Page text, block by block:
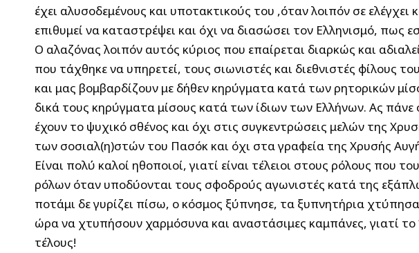
έχει αλυσοδεμένους και υποτακτικούς του ,όταν λοιπόν σε ελέγχει
επιθυμεί να καταστρέψει και όχι να διασώσει τον Ελληνισμό,
Ο αλαζόνας λοιπόν αυτός κύριος που επαίρεται διαρκώς και
που τάχθηκε να υπηρετεί, τους σιωνιστές και διεθνιστές φίλους
και μας βομβαρδίζουν με δήθεν κηρύγματα κατά των ρητορικών
δικά τους κηρύγματα μίσους κατά των ίδιων των Ελλήνων. Ας
έχουν το ψυχικό σθένος και όχι στις συγκεντρώσεις μελών της
των σοσιαλ(η)στών του Πασόκ και όχι στα γραφεία της Χρυσής
Είναι πολύ καλοί ηθοποιοί, γιατί είναι τέλειοι στους ρόλους
ρόλων όταν υποδύονται τους σφοδρούς αγωνιστές κατά της
ποτάμι δε γυρίζει πίσω, ο κόσμος ξύπνησε, τα ξυπνητήρια
ώρα να χτυπήσουν χαρμόσυνα και αναστάσιμες καμπάνες, γιατί
τέλους!